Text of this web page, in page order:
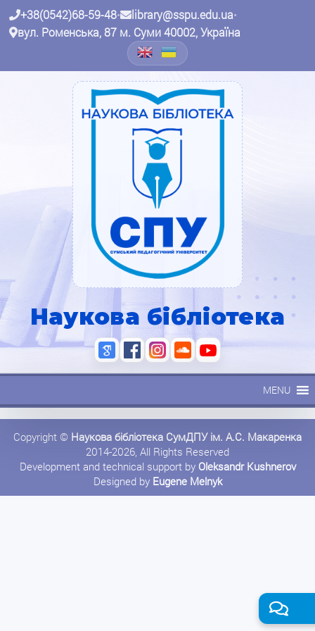
+38(0542)68-59-48• library@sspu.edu.ua•
вул. Роменська, 87 м. Суми 40002, Україна
Наукова бібліотека
MENU
Copyright © Наукова бібліотека СумДПУ ім. А.С. Макаренка
2014-2026, All Rights Reserved
Development and technical support by Oleksandr Kushnerov
Designed by Eugene Melnyk